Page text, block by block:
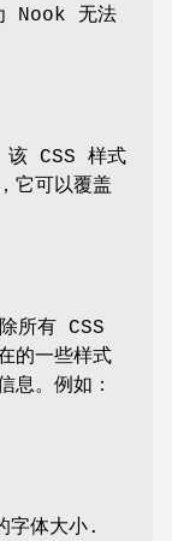
Nook 无法
该 CSS 样式
它可以覆盖
所有 CSS
的一些样式
息。例如：
字体大小.